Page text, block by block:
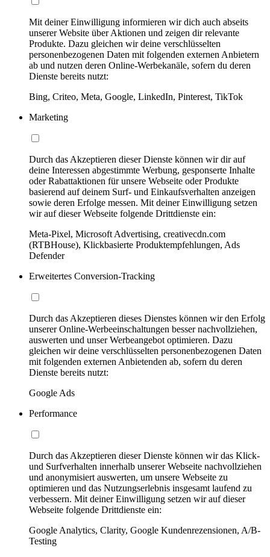
Mit deiner Einwilligung informieren wir dich auch abseits
unserer Website über Aktionen und zeigen dir relevante
Produkte. Dazu gleichen wir deine verschlüsselten
personenbezogenen Daten mit folgenden externen Anbietern
ab und nutzen deren Online-Werbekanäle, sofern du deren
Dienste bereits nutzt:
Bing, Criteo, Meta, Google, LinkedIn, Pinterest, TikTok
Marketing
Durch das Akzeptieren dieser Dienste können wir dir auf
deine Interessen abgestimmte Werbung, gesponserte Inhalte
oder Rabattaktionen für unsere Webseite oder Produkte
basierend auf deinem Surf- und Einkaufsverhalten anzeigen
sowie deren Erfolge messen. Mit deiner Einwilligung setzen
wir auf dieser Webseite folgende Drittdienste ein:
Meta-Pixel, Microsoft Advertising, creativecdn.com
(RTBHouse), Klickbasierte Produktempfehlungen, Ads
Defender
Erweitertes Conversion-Tracking
Durch das Akzeptieren dieses Dienstes können wir den Erfolg
unserer Online-Werbeeinschaltungen besser nachvollziehen,
auswerten und unser Werbeangebot optimieren. Dazu
gleichen wir deine verschlüsselten personenbezogenen Daten
mit folgenden externen Anbietenden ab, sofern du deren
Dienste bereits nutzt:
Google Ads
Performance
Durch das Akzeptieren dieser Dienste können wir das Klick-
und Surfverhalten innerhalb unserer Webseite nachvollziehen
und anonymisiert auswerten, um unsere Webseite zu
optimieren und das Nutzungserlebnis insgesamt laufend zu
verbessern. Mit deiner Einwilligung setzen wir auf dieser
Webseite folgende Drittdienste ein:
Google Analytics, Clarity, Google Kundenrezensionen, A/B-
Testing